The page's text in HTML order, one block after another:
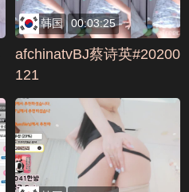
韩国 00:03:25
afchinatvBJ蔡诗英#20200
121